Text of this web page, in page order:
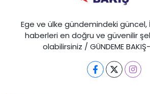
Ege ve ülke gündemindeki güncel,
haberleri en doğru ve güvenilir
olabilirsiniz / GÜNDEME